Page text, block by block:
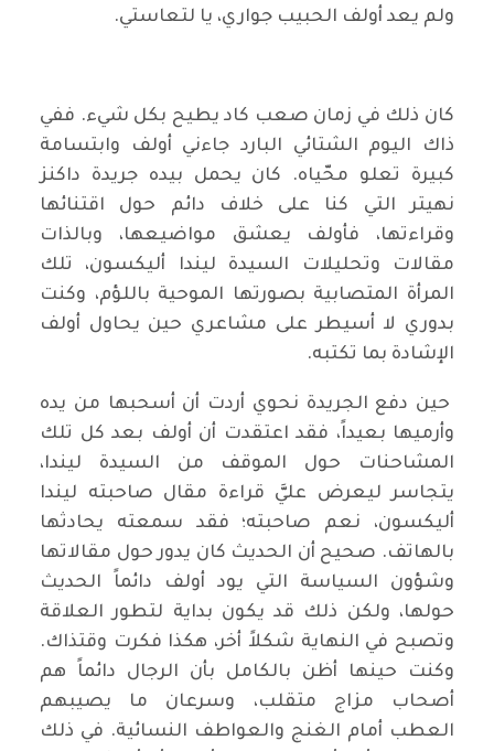
ولم يعد أولف الحبيب جواري، يا لتعاستي.
كان ذلك في زمان صعب كاد يطيح بكل شيء. ففي
ذاك اليوم الشتائي البارد جاءني أولف وابتسامة
كبيرة تعلو محّياه. كان يحمل بيده جريدة داكنز
نهيتر التي كنا على خلاف دائم حول اقتنائها
وقراءتها، فأولف يعشق مواضيعها، وبالذات
مقالات وتحليلات السيدة ليندا أليكسون، تلك
المرأة المتصابية بصورتها الموحية باللؤم، وكنت
بدوري لا أسيطر على مشاعري حين يحاول أولف
الإشادة بما تكتبه.
حين دفع الجريدة نحوي أردت أن أسحبها من يده
وأرميها بعيداً، فقد اعتقدت أن أولف بعد كل تلك
المشاحنات حول الموقف من السيدة ليندا،
يتجاسر ليعرض عليَّ قراءة مقال صاحبته ليندا
أليكسون، نعم صاحبته؛ فقد سمعته يحادثها
بالهاتف. صحيح أن الحديث كان يدور حول مقالاتها
وشؤون السياسة التي يود أولف دائماً الحديث
حولها، ولكن ذلك قد يكون بداية لتطور العلاقة
وتصبح في النهاية شكلاً أخر، هكذا فكرت وقتذاك.
وكنت حينها أظن بالكامل بأن الرجال دائماً هم
أصحاب مزاج متقلب، وسرعان ما يصيبهم
العطب أمام الغنج والعواطف النسائية. في ذلك